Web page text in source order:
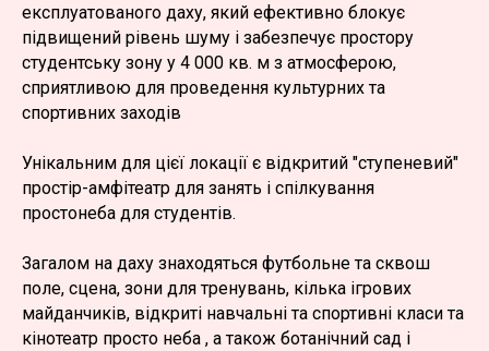
експлуатованого даху, який ефективно блокує
підвищений рівень шуму і забезпечує простору
студентську зону у 4 000 кв. м з атмосферою,
сприятливою для проведення культурних та
спортивних заходів
Унікальним для цієї локації є відкритий "ступеневий"
простір-амфітеатр для занять і спілкування
простонеба для студентів.
Загалом на даху знаходяться футбольне та сквош
поле, сцена, зони для тренувань, кілька ігрових
майданчиків, відкриті навчальні та спортивні класи та
кінотеатр просто неба , а також ботанічний сад і